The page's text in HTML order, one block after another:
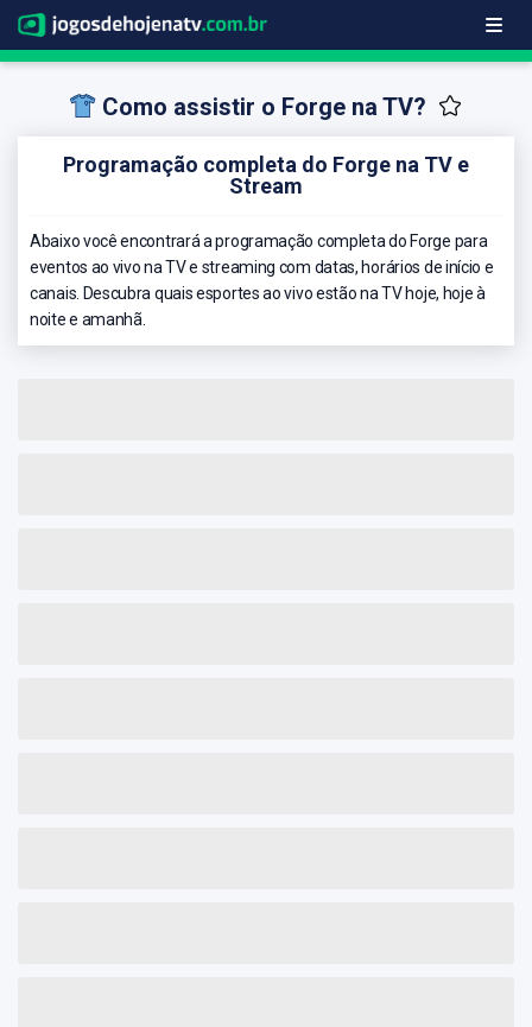
Como assistir o Forge na TV?
Programação completa do Forge na TV e
Stream
Abaixo você encontrará a programação completa do Forge para
eventos ao vivo na TV e streaming com datas, horários de início e
canais. Descubra quais esportes ao vivo estão na TV hoje, hoje à
noite e amanhã.